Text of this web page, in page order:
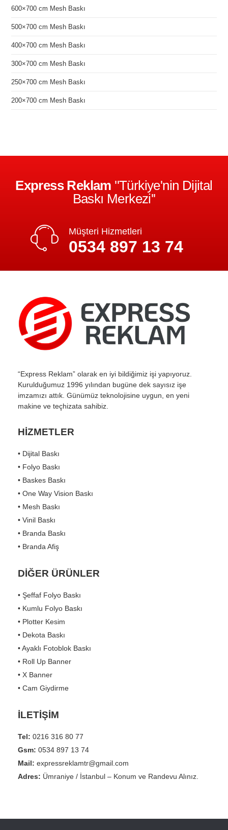
600×700 cm Mesh Baskı
500×700 cm Mesh Baskı
400×700 cm Mesh Baskı
300×700 cm Mesh Baskı
250×700 cm Mesh Baskı
200×700 cm Mesh Baskı
Express Reklam ''Türkiye'nin Dijital
Baskı Merkezi''
Müşteri Hizmetleri
0534 897 13 74
“Express Reklam” olarak en iyi bildiğimiz işi yapıyoruz.
Kurulduğumuz 1996 yılından bugüne dek sayısız işe
imzamızı attık. Günümüz teknolojisine uygun, en yeni
makine ve teçhizata sahibiz.
HİZMETLER
• Dijital Baskı
• Folyo Baskı
• Baskes Baskı
• One Way Vision Baskı
• Mesh Baskı
• Vinil Baskı
• Branda Baskı
• Branda Afiş
DİĞER ÜRÜNLER
• Şeffaf Folyo Baskı
• Kumlu Folyo Baskı
• Plotter Kesim
• Dekota Baskı
• Ayaklı Fotoblok Baskı
• Roll Up Banner
• X Banner
• Cam Giydirme
İLETİŞİM
Tel: 0216 316 80 77
Gsm: 0534 897 13 74
Mail: expressreklamtr@gmail.com
Adres: Ümraniye / İstanbul – Konum ve Randevu Alınız.